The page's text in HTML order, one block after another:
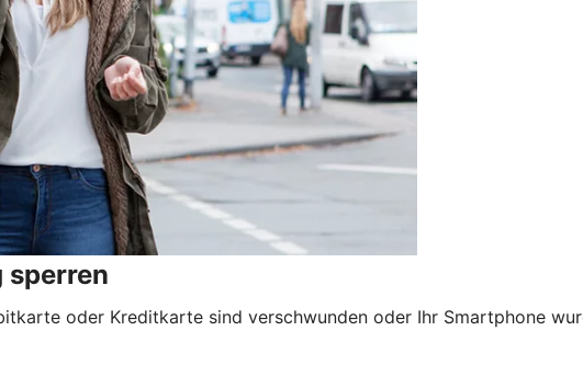
sperren
oder Kreditkarte sind verschwunden oder Ihr Smartphone